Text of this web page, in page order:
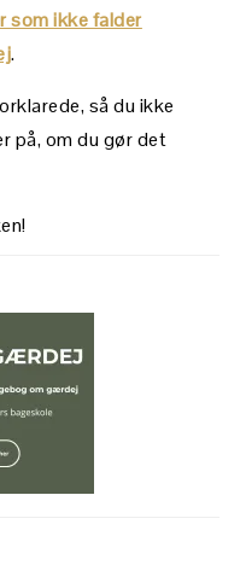
som ikke falder
.
så du ikke
på, om du gør det